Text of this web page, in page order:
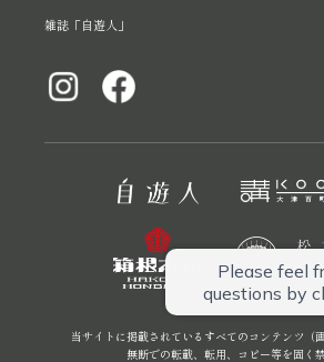
雑誌「自遊人」
当サイトに掲載されているすべてのコンテンツ（
無断での転載、転用、コピー等を固く